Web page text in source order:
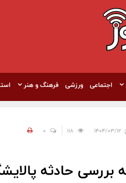
اجتماعی ورزشی فرهنگ و هنر
0
حادثه